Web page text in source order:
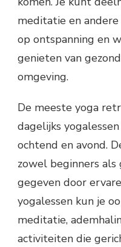
meditatie en
op ontspanning en
genieten van
omgeving.
De meeste yoga
dagelijks
ochtend en avond.
zowel beginners
gegeven door
yogalessen kun je
meditatie,
activiteiten die